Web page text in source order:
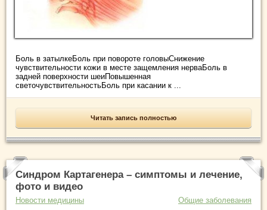
Боль в затылкеБоль при повороте головыСнижение
чувствительности кожи в месте защемления нерваБоль в
задней поверхности шеиПовышенная
светочувствительностьБоль при касании к ...
Читать запись полностью
Синдром Картагенера – симптомы и лечение,
фото и видео
Новости медицины Общие заболевания